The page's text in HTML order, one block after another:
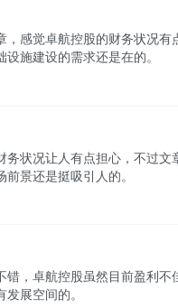
，感觉卓航控股的财务状况有
施建设的需求还是在的。
务状况让人有点担心，不过文
景还是挺吸引人的。
错，卓航控股虽然目前盈利不
展空间的。